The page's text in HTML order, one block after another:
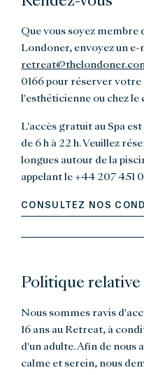
Que vous soyez membre
Londoner, envoyez un e-
0166 pour réserver votre
l'esthéticienne ou chez le
L'accès gratuit au Spa
de 6 h à 22 h. Veuillez
longues autour de la
appelant le +44 207 451
CONSULTEZ NOS
Politique relative
Nous sommes ravis
16 ans au Retreat, à
d'un adulte. Afin de nous
calme et serein, nous